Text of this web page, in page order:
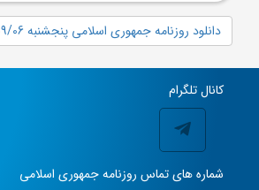
دانلود روزنامه جمهوری اسلامی پنجشنبه 1404/09/06 شماره 13242
کانال تلگرام
شماره های تماس روزنامه جمهوری اسلامی